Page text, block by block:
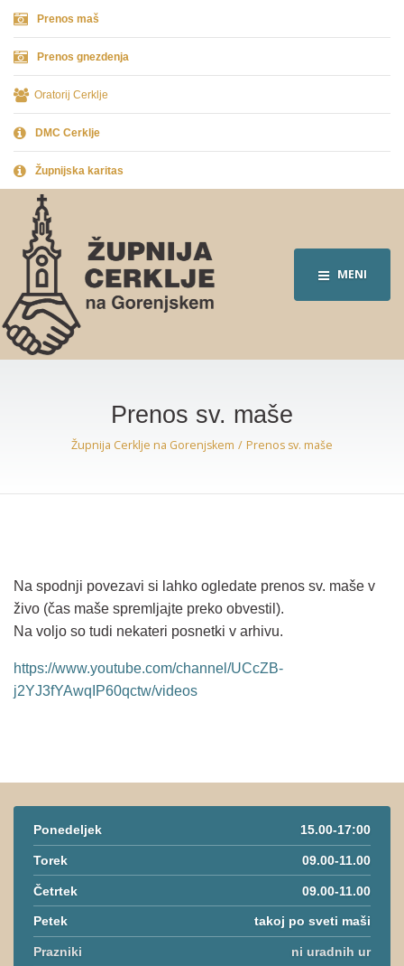
Prenos maš
Prenos gnezdenja
Oratorij Cerklje
DMC Cerklje
Župnijska karitas
MENI
Prenos sv. maše
Župnija Cerklje na Gorenjskem Prenos sv. maše
Na spodnji povezavi si lahko ogledate prenos sv. maše v
živo (čas maše spremljajte preko obvestil).
Na voljo so tudi nekateri posnetki v arhivu.
https://www.youtube.com/channel/UCcZB-
j2YJ3fYAwqIP60qctw/videos
Ponedeljek 15.00-17:00
Torek 09.00-11.00
Četrtek 09.00-11.00
Petek takoj po sveti maši
Prazniki ni uradnih ur